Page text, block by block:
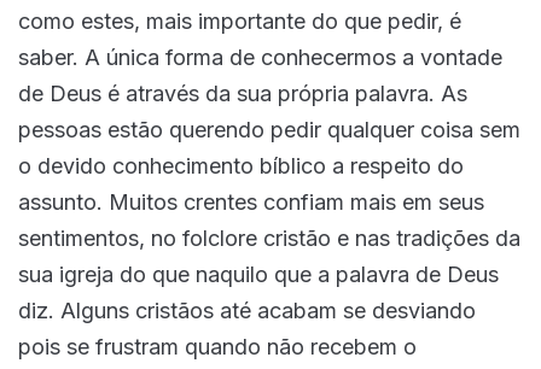
como estes, mais importante do que pedir, é
saber. A única forma de conhecermos a vontade
de Deus é através da sua própria palavra. As
pessoas estão querendo pedir qualquer coisa sem
o devido conhecimento bíblico a respeito do
assunto. Muitos crentes confiam mais em seus
sentimentos, no folclore cristão e nas tradições da
sua igreja do que naquilo que a palavra de Deus
diz. Alguns cristãos até acabam se desviando
pois se frustram quando não recebem o